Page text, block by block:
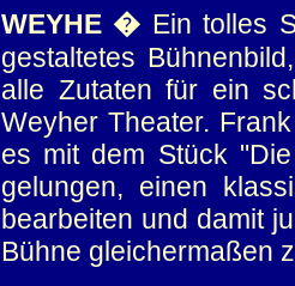
WEYHE � Ein tolles
gestaltetes
alle Zutaten für ein
Weyher Theater.
es mit dem Stück
gelungen, einen
bearbeiten und damit
Bühne gleichermaßen